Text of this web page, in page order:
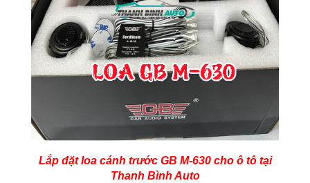
Lắp đặt loa cánh trước GB M-630 cho ô tô tại
Thanh Bình Auto